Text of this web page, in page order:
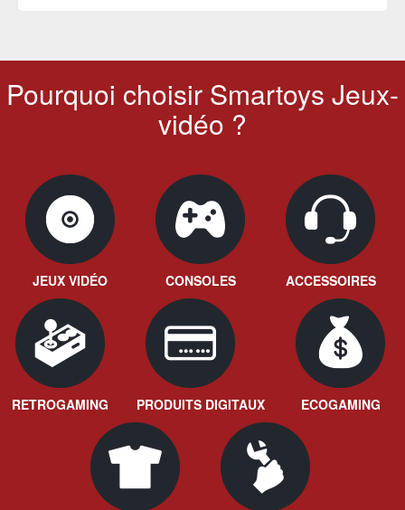
Pourquoi choisir Smartoys Jeux-
vidéo ?
JEUX VIDÉO CONSOLES ACCESSOIRES
RETROGAMING PRODUITS DIGITAUX ECOGAMING